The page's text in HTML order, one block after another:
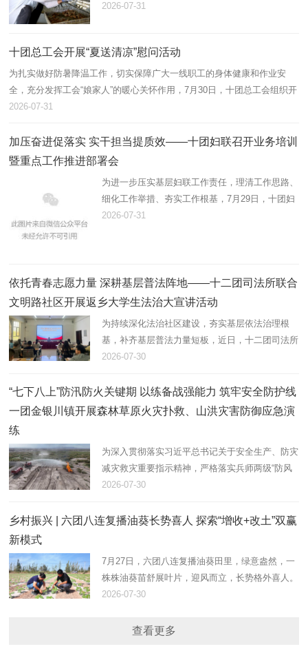
近年来，十一团立足资源优势，以“合作社+连队
2026-07-31
十团总工会开展“夏送清凉”慰问活动
为扎实做好防暑降温工作，切实保障广大一线职工的身体健康和作业安
全，充分发挥工会“娘家人”的暖心关怀作用，7月30日，十团总工会组织开
展2026年“夏送清凉”慰问活动，为坚守高温岗位的劳动者送去防暑降温物
2026-07-31
加压奋进促落实 实干担当提质效——十团妇联召开业务培训
暨重点工作推进部署会
为进一步压实基层妇联工作责任，理清工作思路、
细化工作举措、夯实工作根基，7月29日，十团妇
联组织召开业务培训暨重点工作推进会，精准部署
2026-07-31
依托青春志愿力量 深耕基层普法阵地——十二团司法所联合
文明路社区开展返乡大学生法治大宣讲活动
为持续深化法治社区建设，夯实基层依法治理根
基，补齐基层普法力量短板，近日，十二团司法所
联合文明路社区，组织返乡大学生志愿者开展法治
2026-07-30
“七下八上”防汛防火关键期 以练备战强能力 筑牢安全防护线
一团金银川镇开展森林草原火灾扑救、山洪灾害防御应急演
练
为深入贯彻落实习近平总书记关于安全生产、防灾
减灾救灾重要指示精神，严格落实兵师两级“防风
险、保安全、护稳定”工作部署，立足“七下八上”防
堤，一团金银川镇组织…
2026-07-30
乡村振兴 | 六团八连复播油葵长势喜人 探索“增收+改土”双赢
新模式
7月27日，六团八连复播油葵田里，绿意盎然，一
株株油葵苗舒展叶片，迎风而立，长势格外喜人。
八连连长田翠彩正俯身田间，仔细查看植株密度与
2026-07-30
查看更多